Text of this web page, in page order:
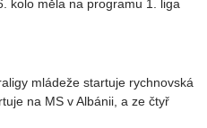
kolo měla na programu 1. liga
mládeže startuje rychnovská
na MS v Albánii, a ze čtyř